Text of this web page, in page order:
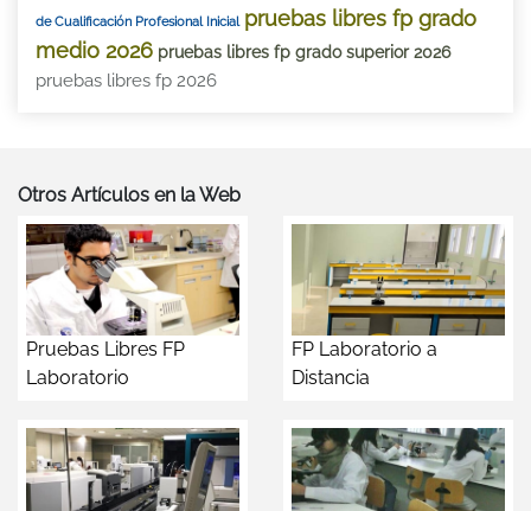
de Cualificación Profesional Inicial pruebas libres fp grado
medio 2026 pruebas libres fp grado superior 2026
pruebas libres fp 2026
Otros Artículos en la Web
Pruebas Libres FP
Laboratorio
FP Laboratorio a
Distancia